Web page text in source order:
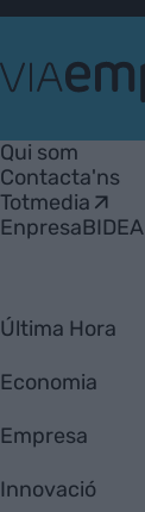
Empresa
Qui som
Contacta'ns
Totmedia
EnpresaBIDEA
Última Hora
Economia
Empresa
Innovació